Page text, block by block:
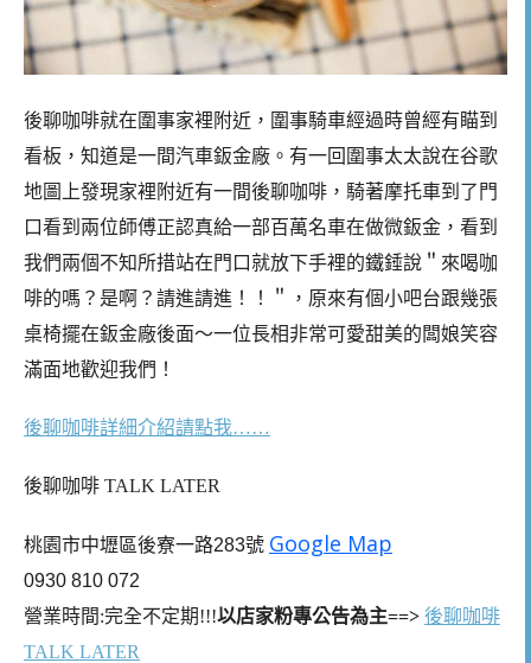
後聊咖啡就在圍事家裡附近，圍事騎車經過時曾經有瞄到
看板，知道是一間汽車鈑金廠。有一回圍事太太說在谷歌
地圖上發現家裡附近有一間後聊咖啡，騎著摩托車到了門
口看到兩位師傅正認真給一部百萬名車在做微鈑金，看到
我們兩個不知所措站在門口就放下手裡的鐵錘說＂來喝咖
啡的嗎？是啊？請進請進！！＂，原來有個小吧台跟幾張
桌椅擺在鈑金廠後面～一位長相非常可愛甜美的闆娘笑容
滿面地歡迎我們！
後聊咖啡詳細介紹請點我……
後聊咖啡 TALK LATER
桃園市中壢區後寮一路283號 Google Map
0930 810 072
營業時間:完全不定期!!!以店家粉專公告為主==> 後聊咖啡
TALK LATER